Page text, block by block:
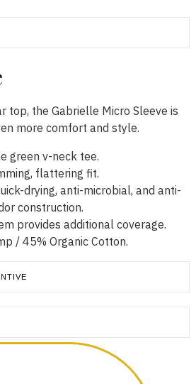
top, the Gabrielle Micro Sleeve is
more comfort and style.
green v-neck tee.
flattering fit.
drying, anti-microbial, and anti-
construction.
provides additional coverage.
/ 45% Organic Cotton.